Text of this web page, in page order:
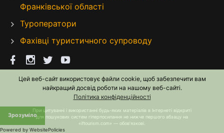
Цей веб-сайт використовує файли cookie, щоб забезпечити вам
найкращий досвід роботи на нашому веб-сайті.
Політика конфіденційності
Зрозуміло
Powered by WebsitePolicies
Франківської області
Туроператори
Фахівці туристичного супроводу
При цитуванні і використанні будь-яких матеріалів в Інтернеті відкриті
для пошукових систем гіперпосилання не нижче першого абзацу на
«iftourism.com» — обов’язкові.